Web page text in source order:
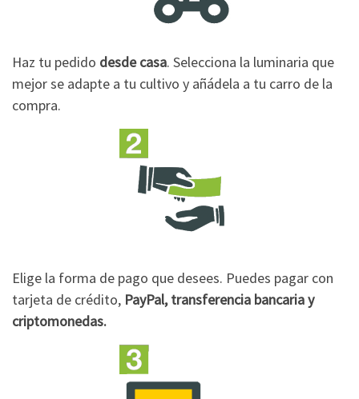
Haz tu pedido desde casa. Selecciona la luminaria que
mejor se adapte a tu cultivo y añádela a tu carro de la
compra.
Elige la forma de pago que desees. Puedes pagar con
tarjeta de crédito, PayPal, transferencia bancaria y
criptomonedas.